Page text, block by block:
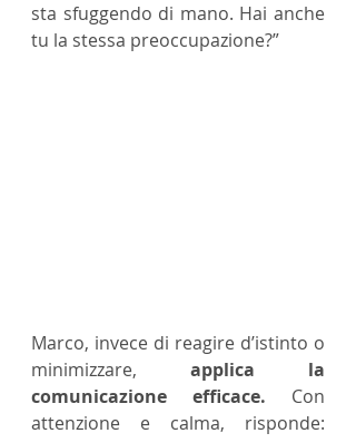
sta sfuggendo di mano. Hai anche
tu la stessa preoccupazione?”
Marco, invece di reagire d’istinto o
minimizzare, applica la
comunicazione efficace. Con
attenzione e calma, risponde: